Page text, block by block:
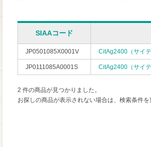
SIAAコード
JP0501085X0001V CitAg2400（サイ
JP0111085A0001S CitAg2400（サイ
2 件の商品が見つかりました。
お探しの商品が表示されない場合は、検索条件